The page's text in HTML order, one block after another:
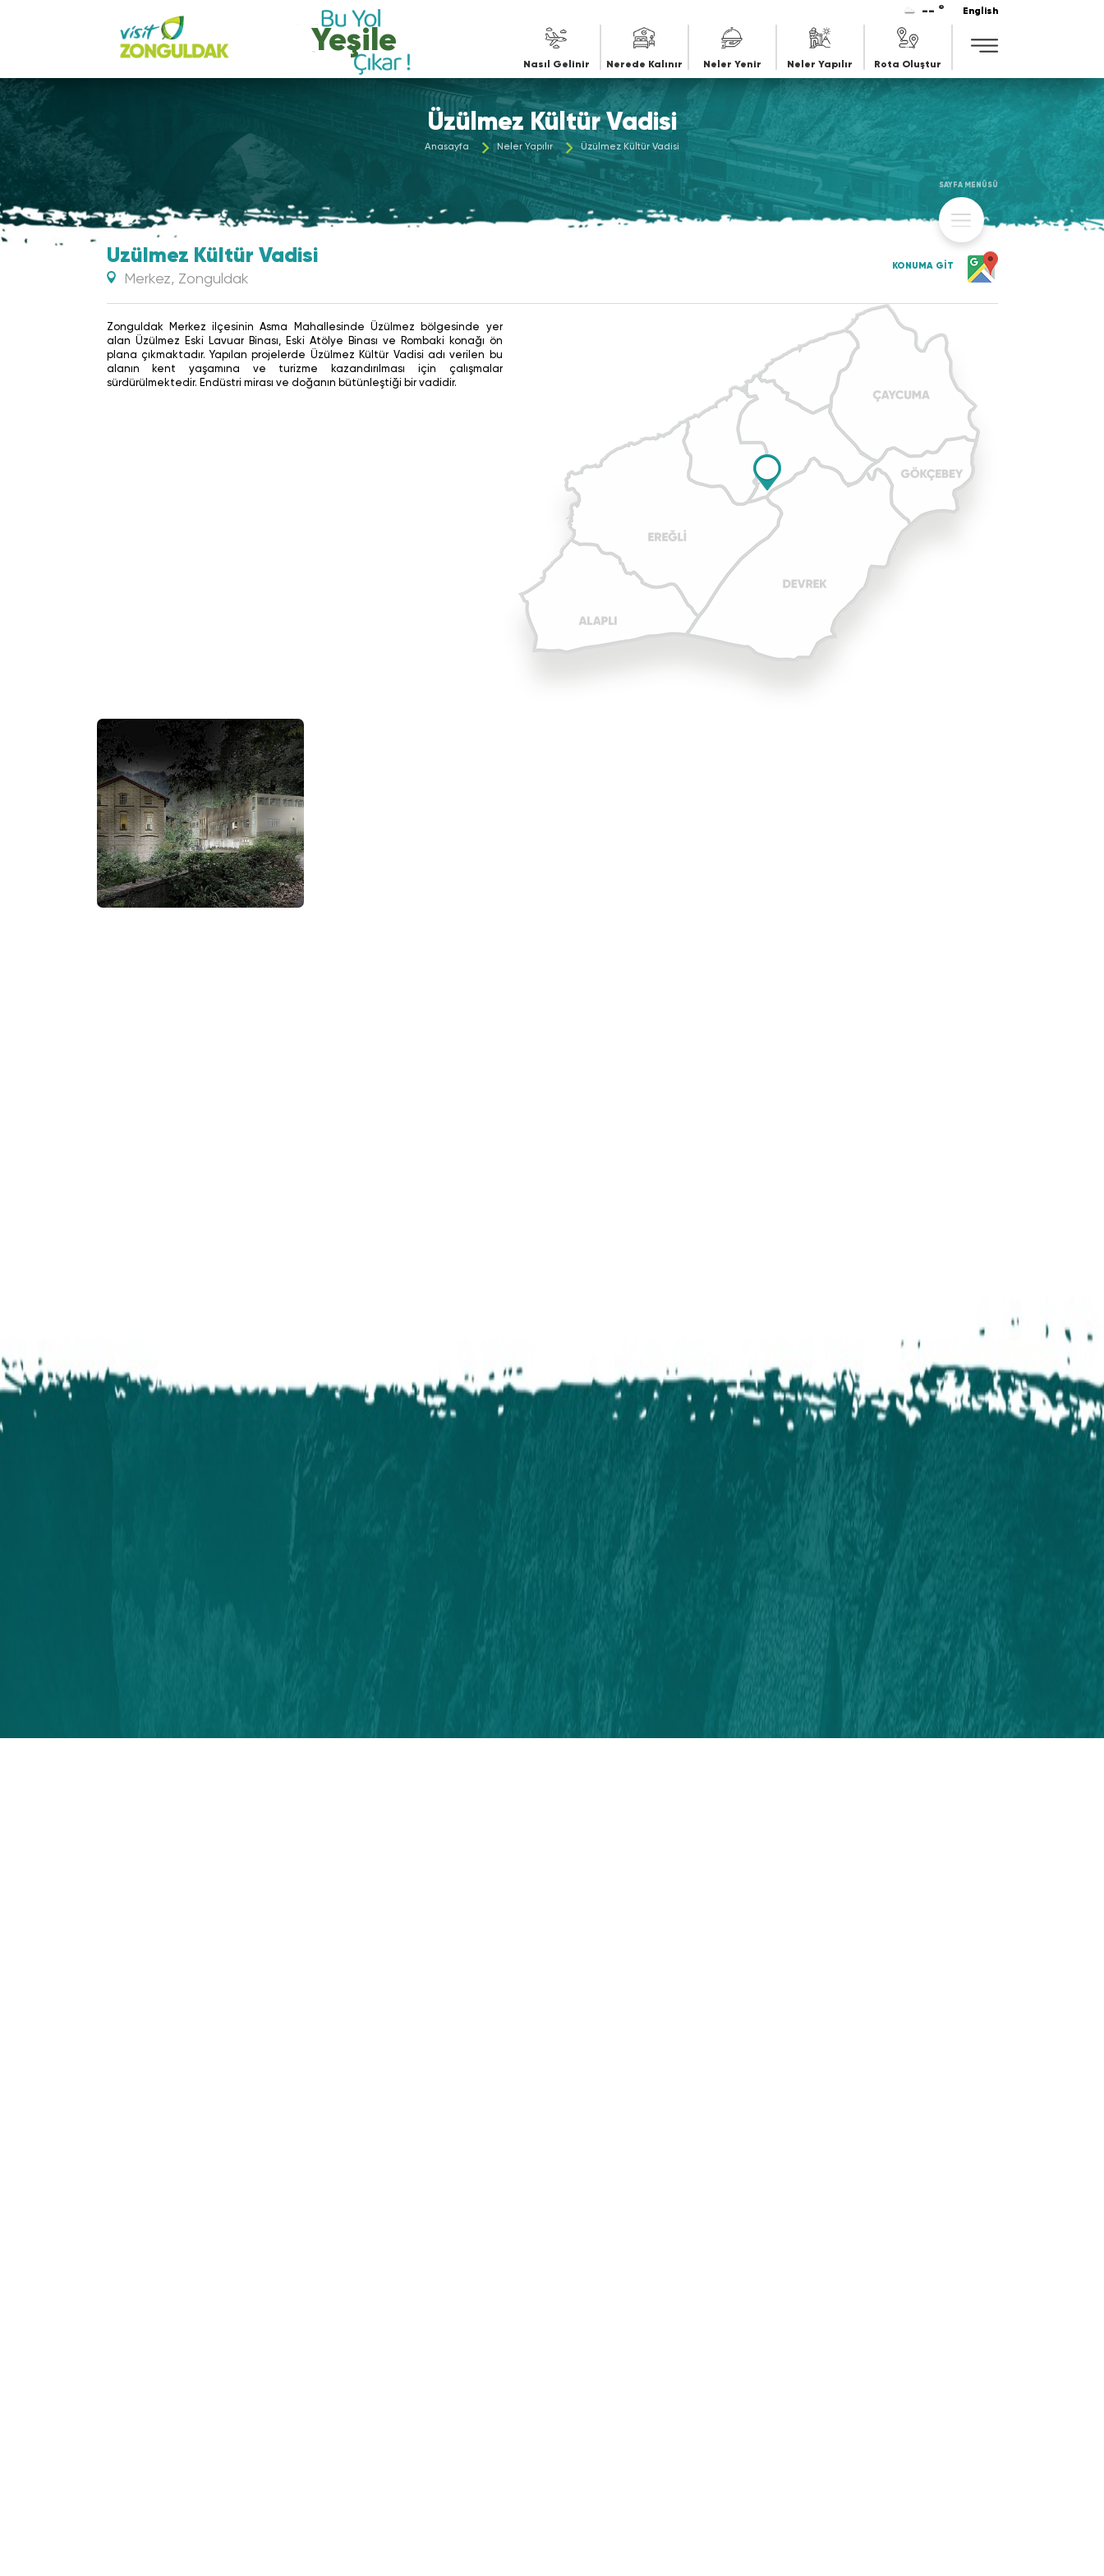
-- ° English
Yeşile
Nasıl Gelinir Nerede Kalınır Neler Yenir Neler Yapılır Rota Oluştur
Üzülmez Kültür Vadisi
Anasayfa Neler Yapılır Üzülmez Kültür Vadisi
SAYFA MENÜSÜ
Üzülmez Kültür Vadisi
Merkez, Zonguldak
KONUMA GİT
Zonguldak Merkez ilçesinin Asma Mahallesinde Üzülmez bölgesinde yer
alan Üzülmez Eski Lavuar Binası, Eski Atölye Binası ve Rombaki konağı ön
plana çıkmaktadır. Yapılan projelerde Üzülmez Kültür Vadisi adı verilen bu
alanın kent yaşamına ve turizme kazandırılması için çalışmalar
sürdürülmektedir. Endüstri mirası ve doğanın bütünleştiği bir vadidir.